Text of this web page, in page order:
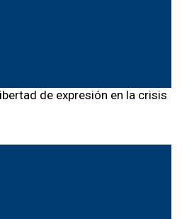
de expresión en la crisis